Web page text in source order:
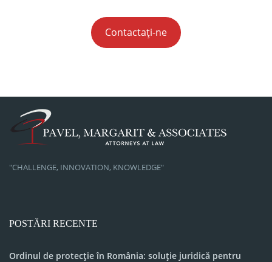
Contactați-ne
"CHALLENGE, INNOVATION, KNOWLEDGE"
POSTĂRI RECENTE
Ordinul de protecție în România: soluție juridică pentru